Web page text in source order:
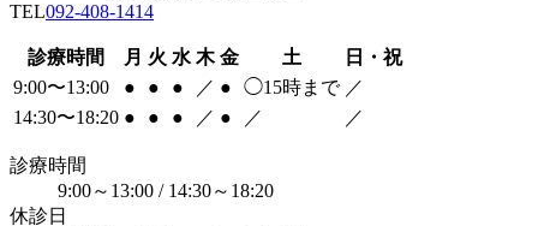
TEL092-408-1414
診療時間 月 火 水 木 金 土
日・祝
9:00〜13:00
● ● ● ／ ● ◯15時まで ／
14:30〜18:20 ● ● ● ／ ● ／ ／
診療時間
9:00～13:00 / 14:30～18:20
休診日